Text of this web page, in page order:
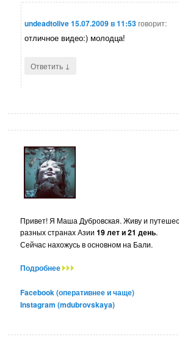
undeadtolive15.07.2009 в 11:53говорит:
отличное видео:) молодца!
Ответить ↓
Привет! Я Маша Дубровская. Живу и
разных странах Азии19 лет и 21 день.
Сейчас нахожусь в основном на Бали.
Подробнее
Facebook (оперативнее и чаще)
Instagram (mdubrovskaya)